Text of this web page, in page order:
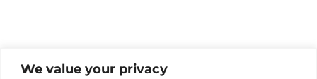
We value your privacy